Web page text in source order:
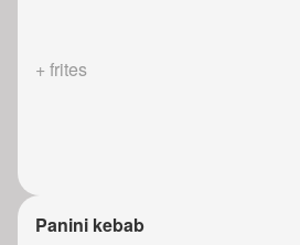
+ frites
Panini kebab